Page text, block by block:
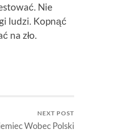
Nie
ludzi. Kopnąć
na zło.
NEXT POST
Wobec Polski